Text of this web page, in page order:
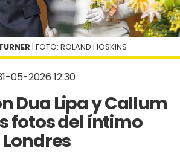
05-2026 12:30
Dua Lipa y Callum
fotos del íntimo
| FOTO: ROLAND HOSKINS